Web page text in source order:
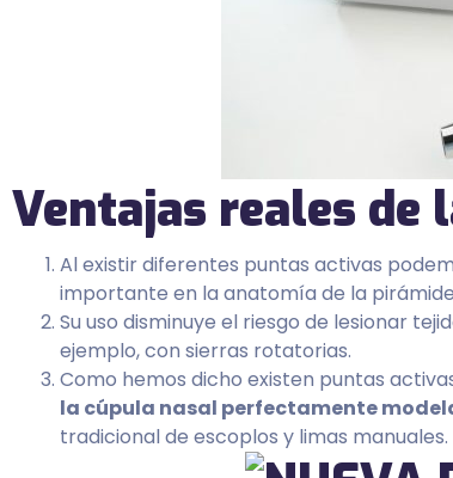
Ventajas reales
Al existir diferentes puntas activas
importante en la anatomía de la
Su uso disminuye el riesgo de lesionar
ejemplo, con sierras rotatorias.
Como hemos dicho existen puntas
la cúpula nasal perfectamente
tradicional de escoplos y limas manuales.